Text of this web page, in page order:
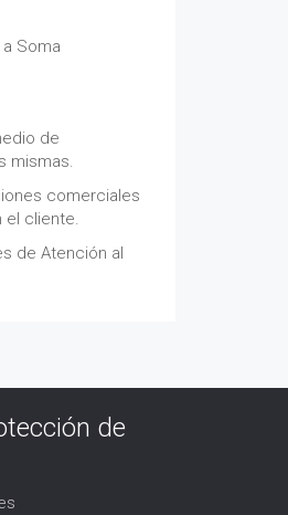
Soma
de
mismas.
comerciales
cliente.
de Atención al
de